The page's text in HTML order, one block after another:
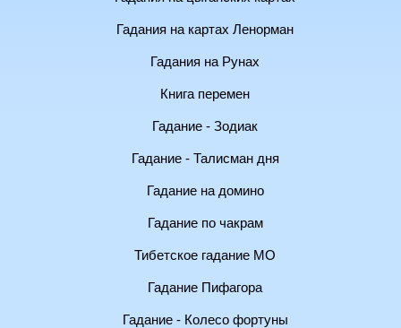
Гадания на картах Ленорман
Гадания на Рунах
Книга перемен
Гадание - Зодиак
Гадание - Талисман дня
Гадание на домино
Гадание по чакрам
Тибетское гадание МО
Гадание Пифагора
Гадание - Колесо фортуны